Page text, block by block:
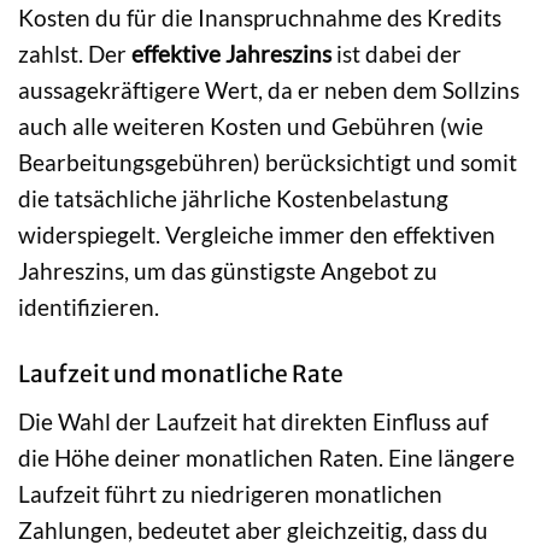
Kosten du für die Inanspruchnahme des Kredits
zahlst. Dereffektive Jahreszinsist dabei der
aussagekräftigere Wert, da er neben dem Sollzins
auch alle weiteren Kosten und Gebühren (wie
Bearbeitungsgebühren) berücksichtigt und somit
die tatsächliche jährliche Kostenbelastung
widerspiegelt. Vergleiche immer den effektiven
Jahreszins, um das günstigste Angebot zu
identifizieren.
Laufzeit und monatliche Rate
Die Wahl der Laufzeit hat direkten Einfluss auf
die Höhe deiner monatlichen Raten. Eine längere
Laufzeit führt zu niedrigeren monatlichen
Zahlungen, bedeutet aber gleichzeitig, dass du